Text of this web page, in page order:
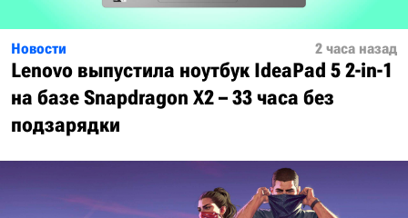
Новости 2 часа назад
Lenovo выпустила ноутбук IdeaPad 5 2-in-1
на базе Snapdragon X2 – 33 часа без
подзарядки